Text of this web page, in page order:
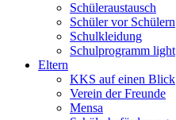
Schüleraustausch
Schüler vor Schülern
Schulkleidung
Schulprogramm light
Eltern
KKS auf einen Blick
Verein der Freunde
Mensa